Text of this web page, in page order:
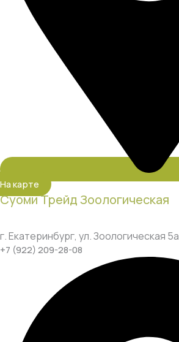
На карте
Суоми Трейд Зоологическая
г. Екатеринбург, ул. Зоологическая 5а
+7 (922) 209-28-08